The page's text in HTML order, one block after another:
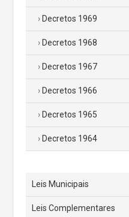
Decretos 1969
Decretos 1968
Decretos 1967
Decretos 1966
Decretos 1965
Decretos 1964
Leis Municipais
Leis Complementares